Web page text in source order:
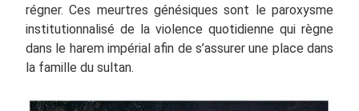
régner. Ces meurtres génésiques sont le paroxysme
institutionnalisé de la violence quotidienne qui règne
dans le harem impérial afin de s’assurer une place dans
la famille du sultan.